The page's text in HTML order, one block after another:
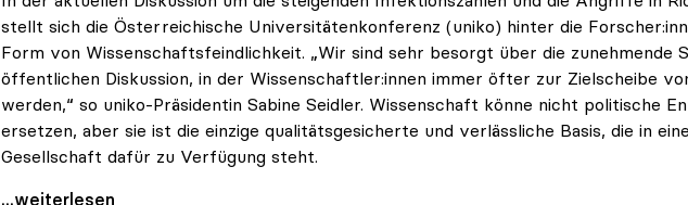
stellt sich die Österreichische Universitätenkonferenz (uniko) hinter die
Form von Wissenschaftsfeindlichkeit. „Wir sind sehr besorgt über die zunehmende
öffentlichen Diskussion, in der Wissenschaftler:innen immer öfter zur Zielscheibe
werden,“ so uniko-Präsidentin Sabine Seidler. Wissenschaft könne nicht politische
ersetzen, aber sie ist die einzige qualitätsgesicherte und verlässliche Basis, die in
Gesellschaft dafür zu Verfügung steht.
uniko stellt sich hinter Forscher:innen
...weiterlesen